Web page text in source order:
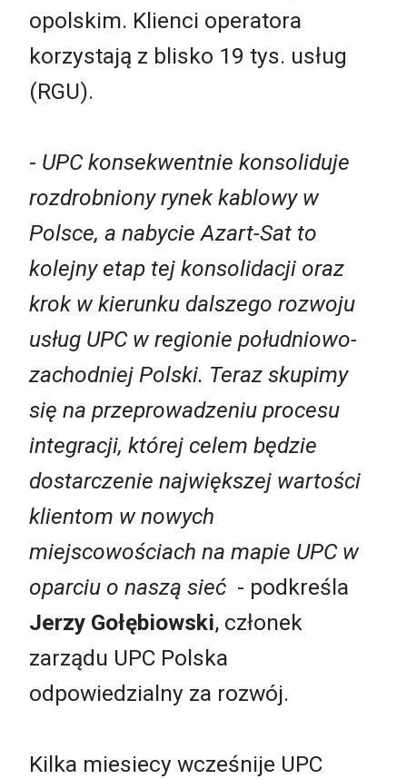
opolskim. Klienci operatora
korzystają z blisko 19 tys. usług
(RGU).
- UPC konsekwentnie konsoliduje
rozdrobniony rynek kablowy w
Polsce, a nabycie Azart-Sat to
kolejny etap tej konsolidacji oraz
krok w kierunku dalszego rozwoju
usług UPC w regionie południowo-
zachodniej Polski. Teraz skupimy
się na przeprowadzeniu procesu
integracji, której celem będzie
dostarczenie największej wartości
klientom w nowych
miejscowościach na mapie UPC w
oparciu o naszą sieć - podkreśla
Jerzy Gołębiowski, członek
zarządu UPC Polska
odpowiedzialny za rozwój.
Kilka miesiecy wcześnije UPC